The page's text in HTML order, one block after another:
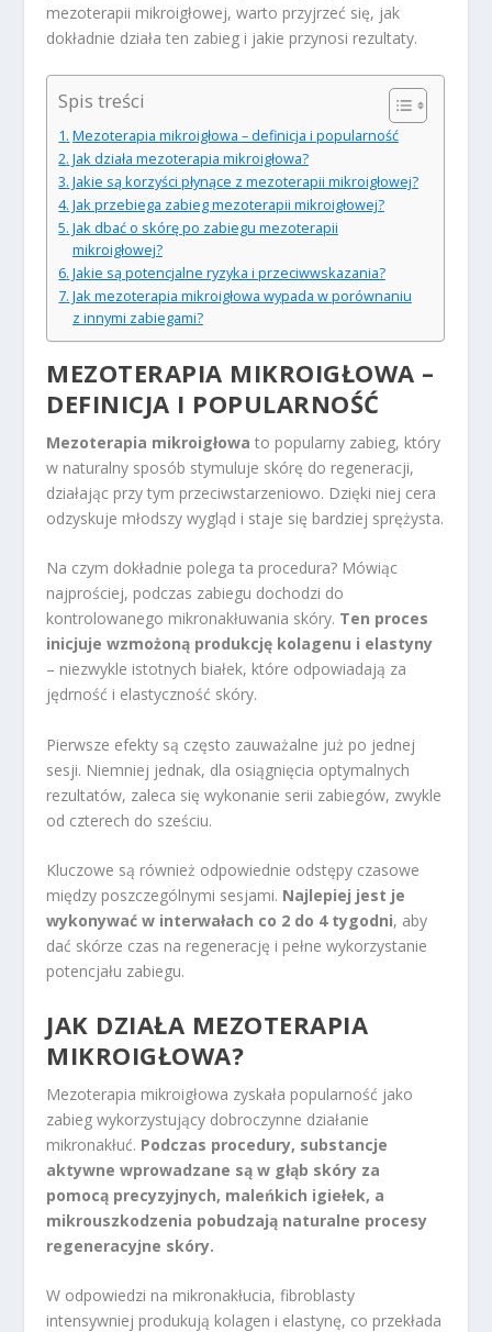
mezoterapii mikroigłowej, warto przyjrzeć się, jak
dokładnie działa ten zabieg i jakie przynosi rezultaty.
Spis treści
Mezoterapia mikroigłowa – definicja i popularność
Jak działa mezoterapia mikroigłowa?
Jakie są korzyści płynące z mezoterapii mikroigłowej?
Jak przebiega zabieg mezoterapii mikroigłowej?
Jak dbać o skórę po zabiegu mezoterapii
mikroigłowej?
Jakie są potencjalne ryzyka i przeciwwskazania?
Jak mezoterapia mikroigłowa wypada w porównaniu
z innymi zabiegami?
MEZOTERAPIA MIKROIGŁOWA –
DEFINICJA I POPULARNOŚĆ
Mezoterapia mikroigłowa to popularny zabieg, który
w naturalny sposób stymuluje skórę do regeneracji,
działając przy tym przeciwstarzeniowo. Dzięki niej cera
odzyskuje młodszy wygląd i staje się bardziej sprężysta.
Na czym dokładnie polega ta procedura? Mówiąc
najprościej, podczas zabiegu dochodzi do
kontrolowanego mikronakłuwania skóry. Ten proces
inicjuje wzmożoną produkcję kolagenu i elastyny
– niezwykle istotnych białek, które odpowiadają za
jędrność i elastyczność skóry.
Pierwsze efekty są często zauważalne już po jednej
sesji. Niemniej jednak, dla osiągnięcia optymalnych
rezultatów, zaleca się wykonanie serii zabiegów, zwykle
od czterech do sześciu.
Kluczowe są również odpowiednie odstępy czasowe
między poszczególnymi sesjami. Najlepiej jest je
wykonywać w interwałach co 2 do 4 tygodni, aby
dać skórze czas na regenerację i pełne wykorzystanie
potencjału zabiegu.
JAK DZIAŁA MEZOTERAPIA
MIKROIGŁOWA?
Mezoterapia mikroigłowa zyskała popularność jako
zabieg wykorzystujący dobroczynne działanie
mikronakłuć. Podczas procedury, substancje
aktywne wprowadzane są w głąb skóry za
pomocą precyzyjnych, maleńkich igiełek, a
mikrouszkodzenia pobudzają naturalne procesy
regeneracyjne skóry.
W odpowiedzi na mikronakłucia, fibroblasty
intensywniej produkują kolagen i elastynę, co przekłada